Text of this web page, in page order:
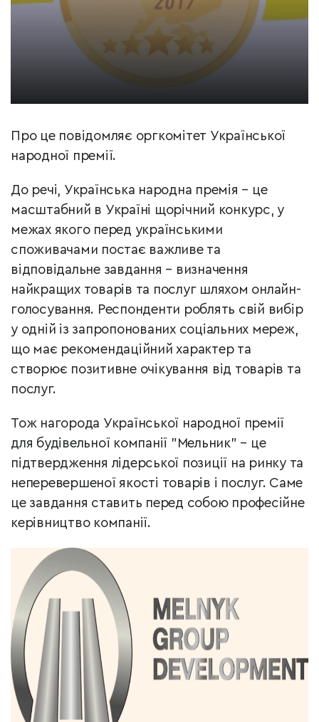
Про це повідомляє оргкомітет Української
народної премії.
До речі, Українська народна премія – це
масштабний в Україні щорічний конкурс, у
межах якого перед українськими
споживачами постає важливе та
відповідальне завдання – визначення
найкращих товарів та послуг шляхом онлайн-
голосування. Респонденти роблять свій вибір
у одній із запропонованих соціальних мереж,
що має рекомендаційний характер та
створює позитивне очікування від товарів та
послуг.
Тож нагорода Української народної премії
для будівельної компанії "Мельник" – це
підтвердження лідерської позиції на ринку та
неперевершеної якості товарів і послуг. Саме
це завдання ставить перед собою професійне
керівництво компанії.